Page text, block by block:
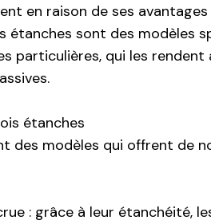
en raison de ses
étanches sont des modèles
particulières, qui les rendent
étanches
des modèles qui offrent de
: grâce à leur étanchéité,